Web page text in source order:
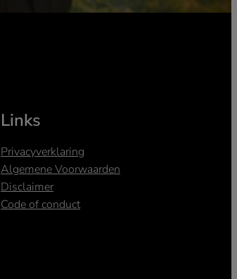
Links
Privacyverklaring
Algemene Voorwaarden
Disclaimer
Code of conduct